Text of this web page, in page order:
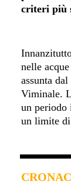
criteri più
nelle
assunta
Viminale.
un periodo
un limite